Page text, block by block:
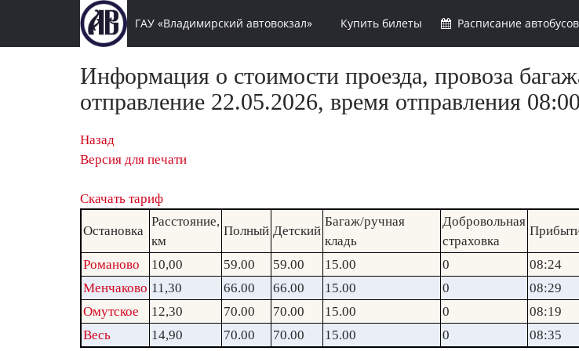
ГАУ «Владимирский автовокзал» Купить билеты Расписание автобусов
Информация о стоимости проезда, провоза
отправление 22.05.2026, время отправления 08:00
Назад
Версия для печати
Скачать тариф
Остановка
Расстояние,
км
Полный Детский
Багаж/ручная
кладь
Добровольная
страховка
Романово
10,00 59.00 59.00 15.00 0 08:24
Менчаково 11,30 66.00 66.00 15.00 0 08:29
Омутское
12,30 70.00 70.00 15.00 0 08:19
Весь
14,90 70.00 70.00 15.00 0 08:35